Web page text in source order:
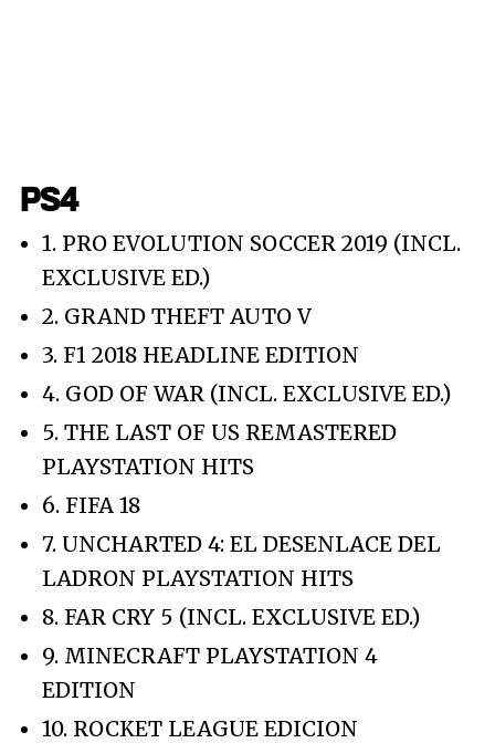
PS4
1. PRO EVOLUTION SOCCER 2019 (INCL.
EXCLUSIVE ED.)
2. GRAND THEFT AUTO V
3. F1 2018 HEADLINE EDITION
4. GOD OF WAR (INCL. EXCLUSIVE ED.)
5. THE LAST OF US REMASTERED
PLAYSTATION HITS
6. FIFA 18
7. UNCHARTED 4: EL DESENLACE DEL
LADRON PLAYSTATION HITS
8. FAR CRY 5 (INCL. EXCLUSIVE ED.)
9. MINECRAFT PLAYSTATION 4
EDITION
10. ROCKET LEAGUE EDICION